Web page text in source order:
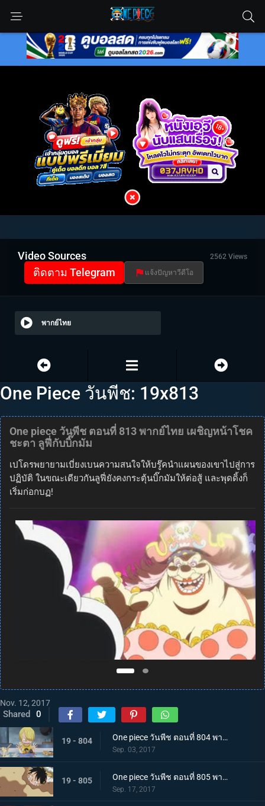
Video Sources 2562 Views
ติดตาม Telegram แจ้งปัญหาวีดีโอ
พากย์ไทย
One Piece วันพีช: 19x813
One piece วันพีช ตอนที่ 813 พากย์ไทย เผชิญหน้าโชค
ชะตา ลูฟี่กับบิ๊กมัม
เปโดรพยายามเบี่ยงเบนความสนใจให้บรู๊คนำแผนของเขาไปสู่การ
ปฏิบัติ ในขณะเดียวกันลูฟี่ยังคงกระตุ้นบิ๊กมัมให้ต่อสู้ และพุดดิ้งก็
เริ่มก่อกบฏ!
Nov. 12, 2017
Shared 0
19 - 804 One piece วันพีช ตอนที่ 804 พากย์ไทย สู่อีสต์บลู ซันจิ ตัดสินใจออกเดินทาง
Sep. 03, 2017
19 - 805 One piece วันพีช ตอนที่ 805 พากย์ไทย ต่อสู้กับขีดจำกัด ลูฟี่กับบิสกิตที่ไม่ยอมหมด
Sep. 17, 2017